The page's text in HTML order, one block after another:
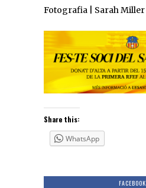
Fotografia | Sarah Miller
Share this:
WhatsApp
FACEBOOK